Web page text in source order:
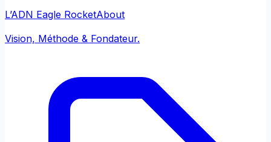
L’ADN Eagle RocketAbout
Vision, Méthode & Fondateur.